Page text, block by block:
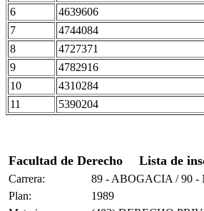
6 4639606
7 4744084
8 4727371
9 4782916
10 4310284
11 5390204
Facultad de Derecho Lista de
Carrera:
89 - ABOGACIA / 90
Plan:
1989